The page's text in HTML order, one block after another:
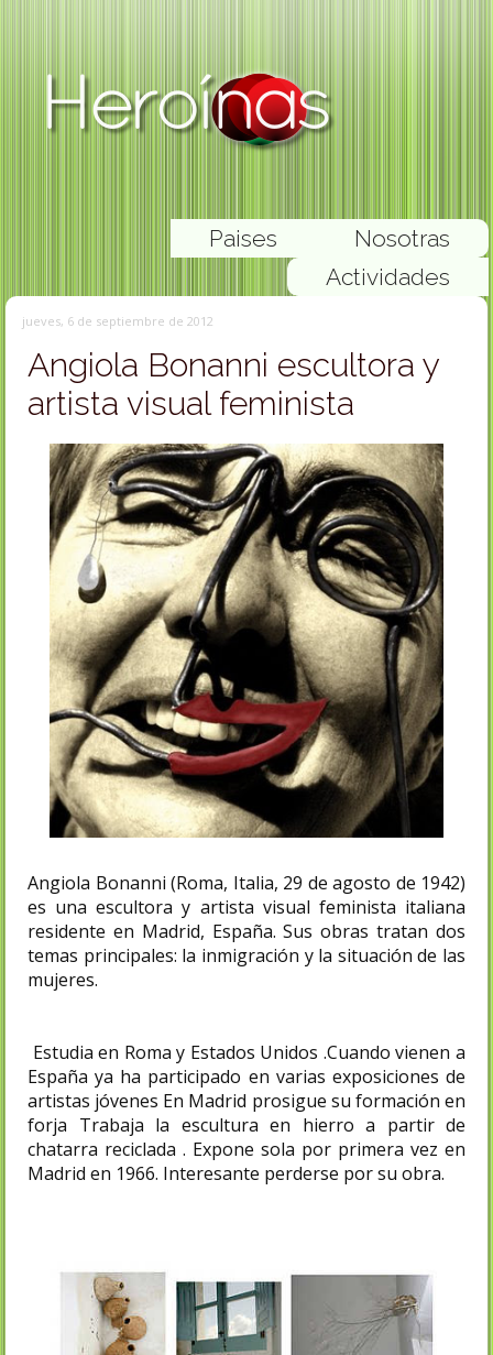
Nosotras
Paises
Actividades
jueves, 6 de septiembre de 2012
Angiola Bonanni escultora y
artista visual feminista
Angiola Bonanni (Roma, Italia, 29 de agosto de 1942)
es una escultora y artista visual feminista italiana
residente en Madrid, España. Sus obras tratan dos
temas principales: la inmigración y la situación de las
mujeres.
Estudia en Roma y Estados Unidos .Cuando vienen a
España ya ha participado en varias exposiciones de
artistas jóvenes En Madrid prosigue su formación en
forja Trabaja la escultura en hierro a partir de
chatarra reciclada . Expone sola por primera vez en
Madrid en 1966. Interesante perderse por su obra.